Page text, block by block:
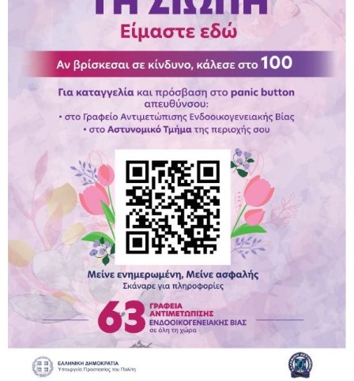
Παραμένουμε Προσεκτικοί
Καλούμε Άμεσα την Πυροσβεστική στο 199 ή στο 112